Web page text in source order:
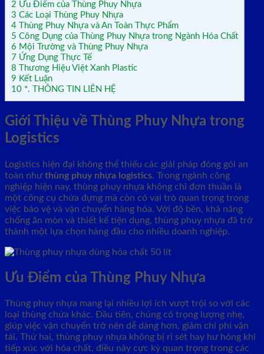
2 Ưu Điểm của Thùng Phuy Nhựa
3 Các Loại Thùng Phuy Nhựa
4 Thùng Phuy Nhựa và An Toàn Thực Phẩm
5 Công Dụng của Thùng Phuy Nhựa trong Ngành Hóa Chất
6 Mội Trường và Thùng Phuy Nhựa
7 Ứng Dụng Thực Tế
8 Thương Hiệu Việt Xanh Plastic
9 Kết Luận
10 *. THÔNG TIN LIÊN HỆ
Giới Thiệu về Thùng Phuy Nhựa trong
Logistics
Logistics hiện đại không thể thiếu các giải pháp đóng gói an
toàn nhưthùng phuy nhựa logistics. Trong ngành công
nghiệp hiện nay, thùng phuy nhựa không chỉ đơn thuần là
một công cụ chứa đựng mà còn có vai trò quan trọng trong
việc bảo vệ và vận chuyển hàng hóa. Với độ bền, khả năng
chống ăn mòn và thiết kế tiện dụng, thùng phuy nhựa đã trở
thành một lựa chọn hàng đầu cho nhiều doanh nghiệp.
Ưu Điểm của Thùng Phuy Nhựa
Thùng phuy nhựa mang lại nhiều lợi ích vượt trội so với các
loại thùng chứa khác. Đầu tiên, chúng có trọng lượng nhẹ,
giúp việc vận chuyển trở nên dễ dàng hơn, giảm chi phí vận
tải. Thứ hai, thùng phuy nhựa không bị rỉ sét hay hư hỏng khi
tiếp xúc với hóa chất, điều này cực kỳ quan trọng trong các